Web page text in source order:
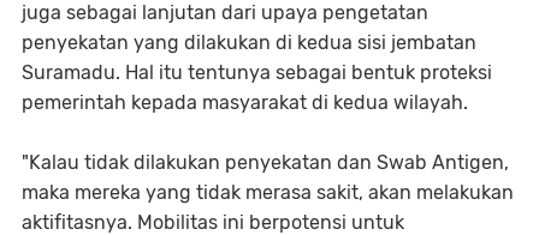
juga sebagai lanjutan dari upaya pengetatan
penyekatan yang dilakukan di kedua sisi jembatan
Suramadu. Hal itu tentunya sebagai bentuk proteksi
pemerintah kepada masyarakat di kedua wilayah.
"Kalau tidak dilakukan penyekatan dan Swab Antigen,
maka mereka yang tidak merasa sakit, akan melakukan
aktifitasnya. Mobilitas ini berpotensi untuk